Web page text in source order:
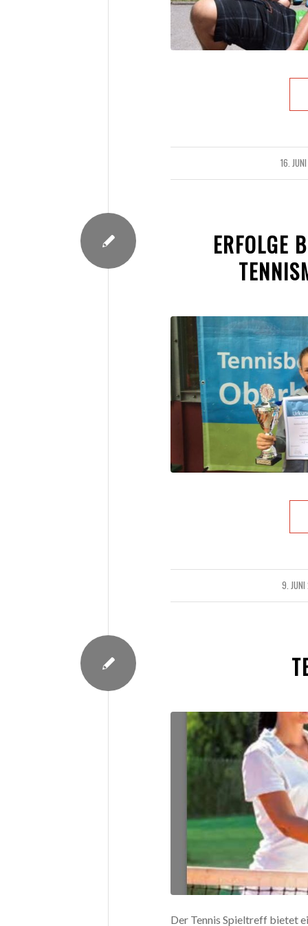
16.
ERFOLGE
9. JUNI
Der Tennis Spieltreff bietet